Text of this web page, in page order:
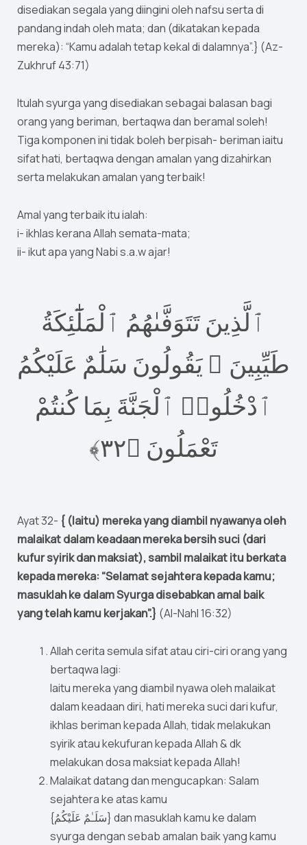
disediakan segala yang diingini oleh nafsu serta di
pandang indah oleh mata; dan (dikatakan kepada
mereka): “Kamu adalah tetap kekal di dalamnya”.} (Az-
Zukhruf 43:71)
Itulah syurga yang disediakan sebagai balasan bagi
orang yang beriman, bertaqwa dan beramal soleh!
Tiga komponen ini tidak boleh berpisah- beriman iaitu
sifat hati, bertaqwa dengan amalan yang dizahirkan
serta melakukan amalan yang terbaik!
Amal yang terbaik itu ialah:
i- ikhlas kerana Allah semata-mata;
ii- ikut apa yang Nabi s.a.w ajar!
ٱلَّذِينَ تَتَوَفَّىٰهُمُ ٱلْمَلَٰٓئِكَةُ
طَيِّبِينَ ۙ يَقُولُونَ سَلَٰمٌ عَلَيْكُمُ
ٱدْخُلُوا۟ ٱلْجَنَّةَ بِمَا كُنتُمْ
تَعْمَلُونَ ‎﴿٢٣﴾
Ayat 32- { (Iaitu) mereka yang diambil nyawanya oleh
malaikat dalam keadaan mereka bersih suci (dari
kufur syirik dan maksiat), sambil malaikat itu berkata
kepada mereka: “Selamat sejahtera kepada kamu;
masuklah ke dalam Syurga disebabkan amal baik
yang telah kamu kerjakan”.} (Al-Nahl 16:32)
Allah cerita semula sifat atau ciri-ciri orang yang
bertaqwa lagi:
Iaitu mereka yang diambil nyawa oleh malaikat
dalam keadaan diri, hati mereka suci dari kufur,
ikhlas beriman kepada Allah, tidak melakukan
syirik atau kekufuran kepada Allah & dk
melakukan dosa maksiat kepada Allah!
Malaikat datang dan mengucapkan: Salam
sejahtera ke atas kamu
{سَلَـٰمٌ عَلَيْكُمُ} dan masuklah kamu ke dalam
syurga dengan sebab amalan baik yang kamu